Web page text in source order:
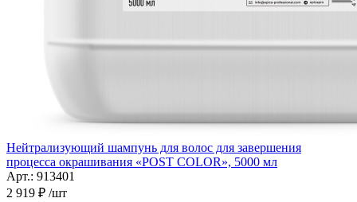
Нейтрализующий шампунь для волос для завершения
процесса окрашивания «POST COLOR», 5000 мл
Арт.: 913401
2 919 ₽ /шт